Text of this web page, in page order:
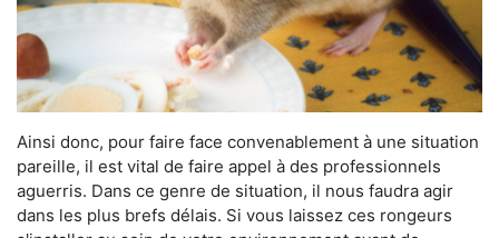
Ainsi donc, pour faire face convenablement à une situation
pareille, il est vital de faire appel à des professionnels
aguerris. Dans ce genre de situation, il nous faudra agir
dans les plus brefs délais. Si vous laissez ces rongeurs